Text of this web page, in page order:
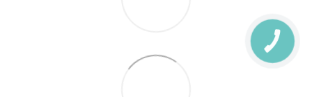
КНОПКА
ЗВ'ЯЗКУ